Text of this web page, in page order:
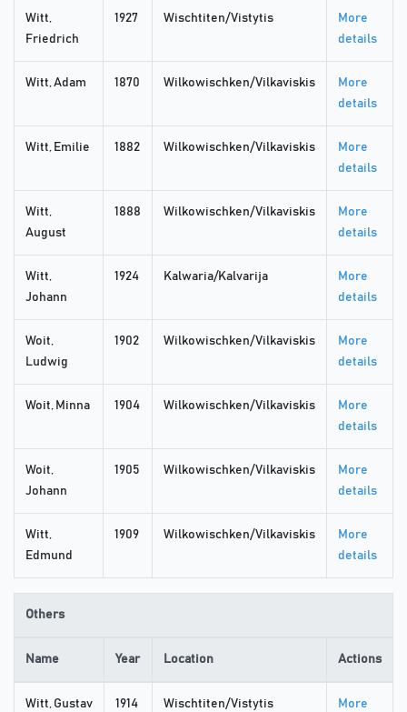
Witt,
Friedrich
1927 Wischtiten/Vistytis
More
details
Witt, Adam 1870 Wilkowischken/Vilkaviskis
More
details
Witt, Emilie 1882 Wilkowischken/Vilkaviskis
More
details
Witt,
August
1888 Wilkowischken/Vilkaviskis
More
details
Witt,
Johann
1924 Kalwaria/Kalvarija
More
details
Woit,
Ludwig
1902 Wilkowischken/Vilkaviskis
More
details
Woit, Minna 1904 Wilkowischken/Vilkaviskis
More
details
Woit,
Johann
1905 Wilkowischken/Vilkaviskis
More
details
Witt,
Edmund
1909 Wilkowischken/Vilkaviskis
More
details
Others
Name Year Location Actions
Witt, Gustav 1914 Wischtiten/Vistytis
More